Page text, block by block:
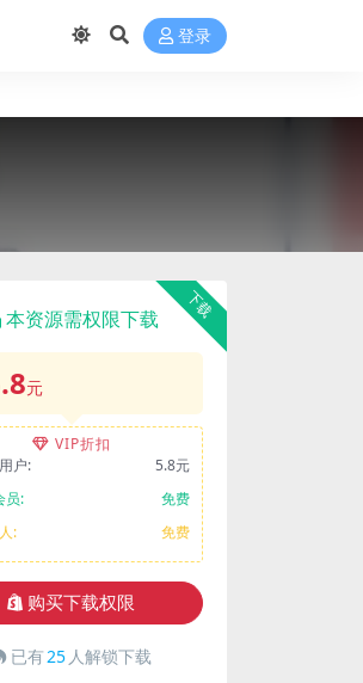
登录
下载
本资源需权限下载
元
VIP折扣
户:
5.8元
员:
免费
:
免费
购买下载权限
已有25 人解锁下载